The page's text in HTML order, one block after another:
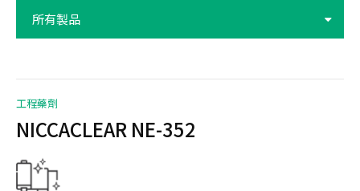
所有製品
工程藥劑
NICCACLEAR NE-352
技術研發
製品介紹